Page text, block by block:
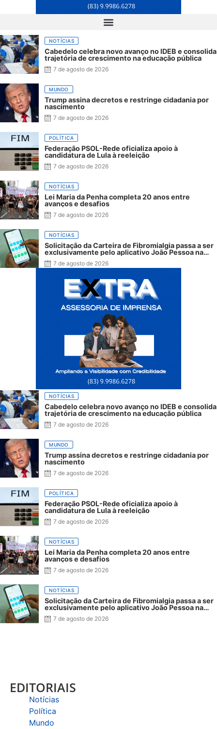
NOTÍCIAS
Cabedelo celebra novo avanço no IDEB e consolida
trajetória de crescimento na educação pública
7 de agosto de 2026
MUNDO
Trump assina decretos e restringe cidadania por
nascimento
7 de agosto de 2026
POLÍTICA
Federação PSOL-Rede oficializa apoio à
candidatura de Lula à reeleição
7 de agosto de 2026
NOTÍCIAS
Lei Maria da Penha completa 20 anos entre
avanços e desafios
7 de agosto de 2026
NOTÍCIAS
Solicitação da Carteira de Fibromialgia passa a ser
exclusivamente pelo aplicativo João Pessoa na
Palma da Mão
7 de agosto de 2026
NOTÍCIAS
Cabedelo celebra novo avanço no IDEB e consolida
trajetória de crescimento na educação pública
7 de agosto de 2026
MUNDO
Trump assina decretos e restringe cidadania por
nascimento
7 de agosto de 2026
POLÍTICA
Federação PSOL-Rede oficializa apoio à
candidatura de Lula à reeleição
7 de agosto de 2026
NOTÍCIAS
Lei Maria da Penha completa 20 anos entre
avanços e desafios
7 de agosto de 2026
NOTÍCIAS
Solicitação da Carteira de Fibromialgia passa a ser
exclusivamente pelo aplicativo João Pessoa na
Palma da Mão
7 de agosto de 2026
EDITORIAIS
Notícias
Política
Mundo